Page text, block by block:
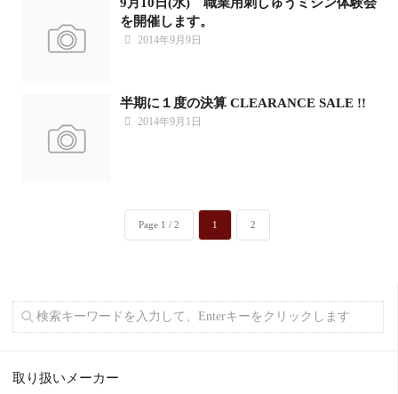
を開催します。
2014年9月9日
半期に１度の決算 CLEARANCE SALE !!
2014年9月1日
Page 1 / 2 1 2
取り扱いメーカー